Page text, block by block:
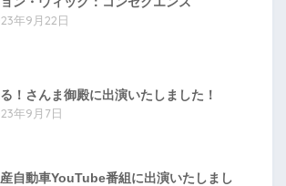
年9月22日
！さんま御殿に出演いたしました！
年9月7日
産自動車YouTube番組に出演いたしまし